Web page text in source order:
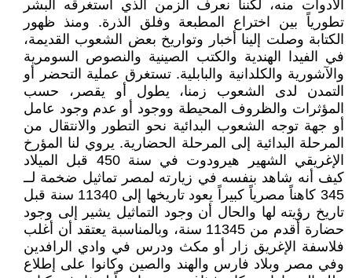
الأدوات منه، لكننا نعرف الزمن الذي استغرقه البشر
تطورياً بين اختراع المطبعة وفلق الذرة. ومنذ ظهور
الكتابة وصلت إلينا أخبار وتواريخ بعض الشعوب القديمة،
في الفيدا الهندية والكتب الصينية والنصوص السومرية
والآشورية والكلدانية والبابلية. تستغرق عملية التحضر أو
التمدن لدى الشعوب زمنا، يطول أو يقصر، حسب
المؤثرات والظروف المحيطة ووجود أو عدم وجود عامل
أو جهة توجه الشعوب البدائية نحو التطور والانتقال من
المرحلة البدائية إلى المرحلة الحضارية. يروي لنا المؤرخ
الإغريقي الشهير هيرودوت في سنة 450 قبل الميلاد
كيف أنه شاهد بنفسه في زيارته لمصر تماثيل ضخمة لــ
345 كاهناً مصرياً كبيراً يعود تاريخها إلى 11340 سنة قبل
تاريخ رؤيته لها والحال أن وجود التماثيل يشير إلى وجود
حضارة أقدم من 11345 سنة، وبالمناسبة يعتقد أن أغلب
فلاسفة الإغريق زار أو مكث ودرس في وادي الرافدين
وفي مصر وبلاد فارس والهند والصين وكانوا على إطلاع